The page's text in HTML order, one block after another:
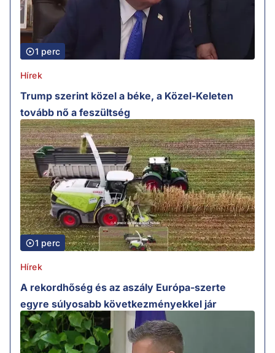
1 perc
Hírek
Trump szerint közel a béke, a Közel-Keleten
tovább nő a feszültség
1 perc
Hírek
A rekordhőség és az aszály Európa-szerte
egyre súlyosabb következményekkel jár